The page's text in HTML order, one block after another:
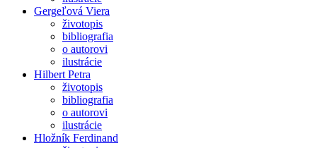
Gergeľová Viera
životopis
bibliografia
o autorovi
ilustrácie
Hilbert Petra
životopis
bibliografia
o autorovi
ilustrácie
Hložník Ferdinand